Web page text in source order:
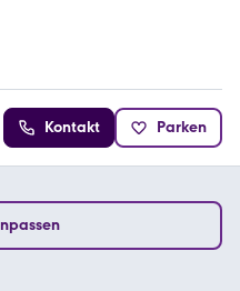
Kontakt Parken